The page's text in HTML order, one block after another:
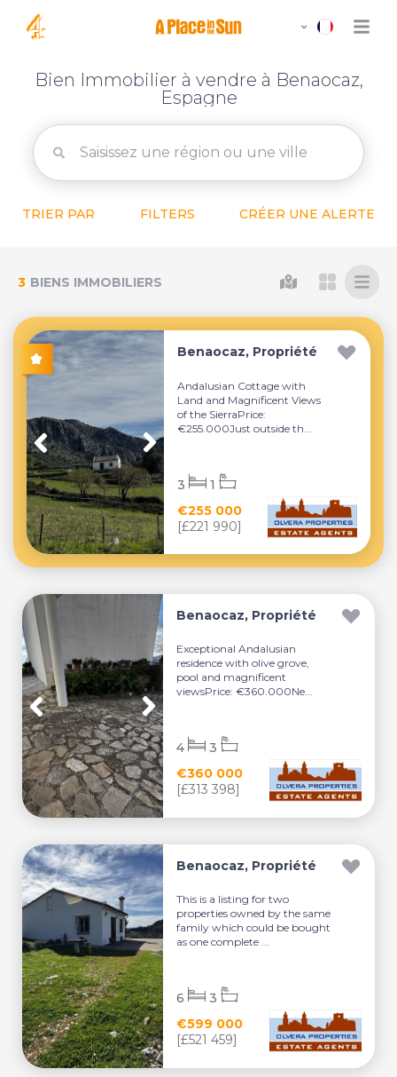
Bien Immobilier à vendre à Benaocaz,
Espagne
TRIER PAR FILTERS CRÉER UNE ALERTE
3 BIENS IMMOBILIERS
Benaocaz, Propriété
Andalusian Cottage with
Land and Magnificent Views
of the SierraPrice:
€255.000Just outside th...
€255 000
[£221 990]
3 1
Benaocaz, Propriété
Exceptional Andalusian
residence with olive grove,
pool and magnificent
viewsPrice: €360.000Ne...
€360 000
[£313 398]
4 3
Benaocaz, Propriété
This is a listing for two
properties owned by the same
family which could be bought
as one complete ...
€599 000
[£521 459]
6 3